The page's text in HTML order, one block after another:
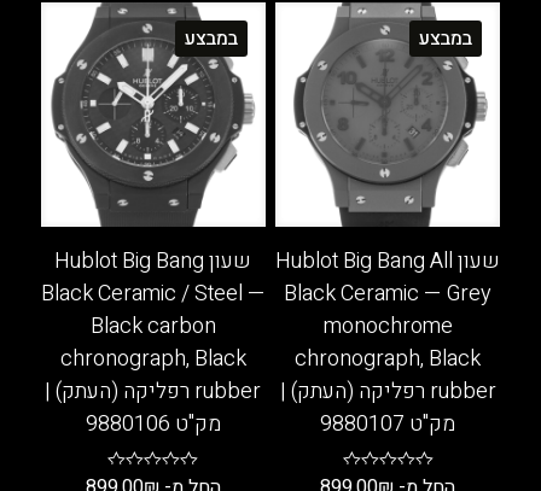
יש
מספר
סוגים.
ניתן
לבחור
את
האפשרויות
בעמוד
המוצר
זה
יש
מספר
סוגים.
ניתן
לבחור
את
האפשרויות
בעמוד
המוצר
במבצע
שעון Hublot Big Bang All
Black Ceramic — Grey
monochrome
chronograph, Black
rubber רפליקה (העתק) |
מק"ט 9880107
במבצע
שעון Hublot Big Bang
Black Ceramic / Steel —
Black carbon
chronograph, Black
rubber רפליקה (העתק) |
מק"ט 9880106